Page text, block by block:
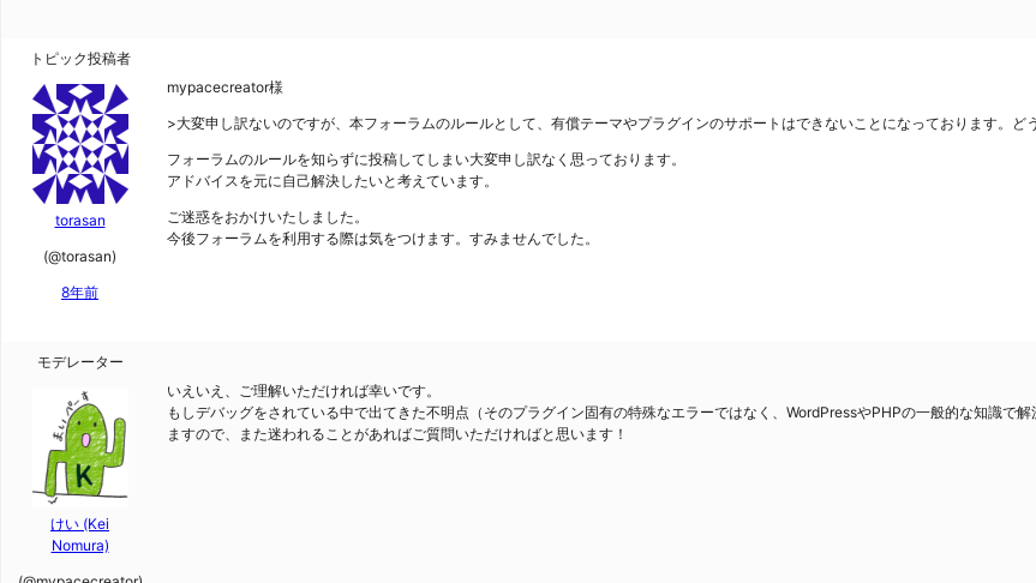
トピック投稿者
torasan
(@torasan)
8年前
mypacecreator様
>大変申し訳ないのですが、本フォーラムのルールとして、有償テーマやプラグインのサポートはできないことになっております。ど
フォーラムのルールを知らずに投稿してしまい大変申し訳なく思っております。
アドバイスを元に自己解決したいと考えています。
ご迷惑をおかけいたしました。
今後フォーラムを利用する際は気をつけます。すみませんでした。
モデレーター
けい (Kei
Nomura)
いえいえ、ご理解いただければ幸いです。
もしデバッグをされている中で出てきた不明点（そのプラグイン固有の特殊なエラーではなく、WordPressやPHPの一般的な知識で
ますので、また迷われることがあればご質問いただければと思います！